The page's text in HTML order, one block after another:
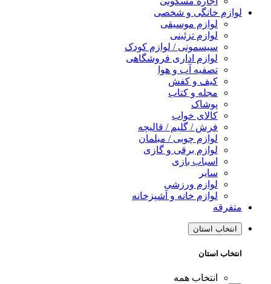
لوازم خانگی و شخصی
لوازم موسیقی
لوازم تزئینی
سیسمونی / لوازم کودک
لوازم اداری فروشگاهی
تصفیه آب و هوا
کیف و کفش
مجله و کتاب
پوشاک
کالای خواب
فرش / گلیم / قالیچه
لوازم چوبی / مبلمان
لوازم برقی و گازی
اسباب بازی
سایر
لوازم ورزشی
لوازم خانه و آشپزخانه
متفرقه
انتخاب استان
انتخاب استان
انتخاب همه